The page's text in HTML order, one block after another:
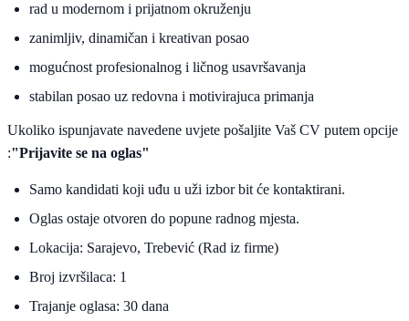
rad u modernom i prijatnom okruženju
zanimljiv, dinamičan i kreativan posao
mogućnost profesionalnog i ličnog usavršavanja
stabilan posao uz redovna i motivirajuca primanja
Ukoliko ispunjavate navedene uvjete pošaljite Vaš CV putem opcije
:"Prijavite se na oglas"
Samo kandidati koji uđu u uži izbor bit će kontaktirani.
Oglas ostaje otvoren do popune radnog mjesta.
Lokacija: Sarajevo, Trebević (Rad iz firme)
Broj izvršilaca: 1
Trajanje oglasa: 30 dana